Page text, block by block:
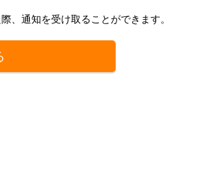
、通知を受け取ることができます。